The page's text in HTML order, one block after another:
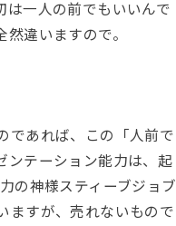
は一人の前でもいいんで
然違いますので。
であれば、この「人前で
ンテーション能力は、起
の神様スティーブジョブ
ますが、売れないもので